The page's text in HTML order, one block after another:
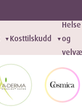
▼ Kosttilskudd ▼
Helse
og